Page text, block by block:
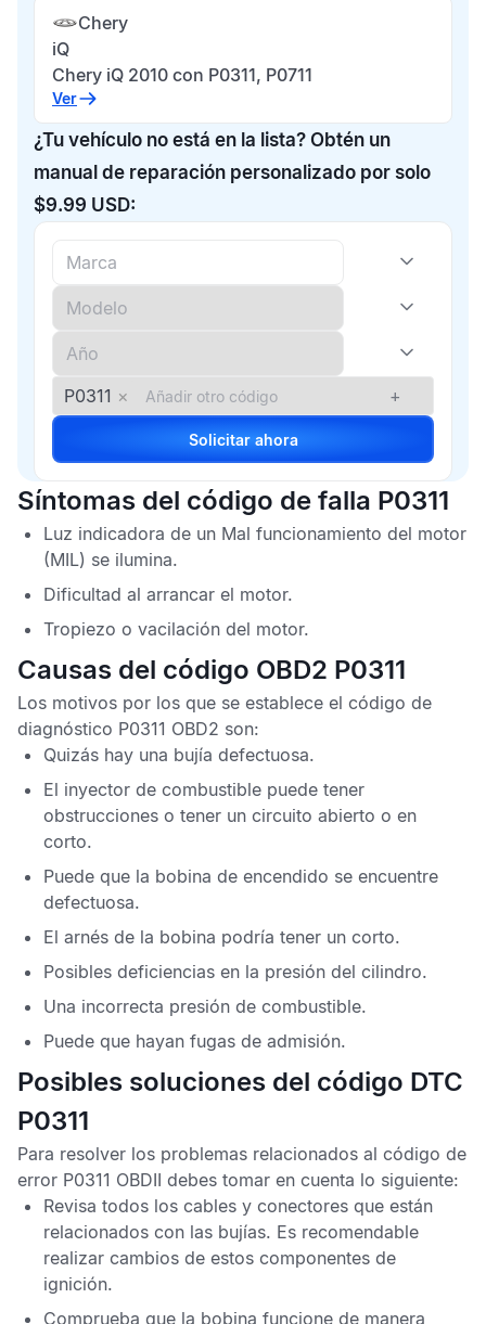
Chery
iQ
Chery iQ 2010 con P0311, P0711
Ver
¿Tu vehículo no está en la lista? Obtén un
manual de reparación personalizado por solo
$9.99 USD:
P0311 × +
Solicitar ahora
Síntomas del código de falla P0311
Luz indicadora de un Mal funcionamiento del motor
(MIL) se ilumina.
Dificultad al arrancar el motor.
Tropiezo o vacilación del motor.
Causas del código OBD2 P0311
Los motivos por los que se establece el código de
diagnóstico P0311 OBD2 son:
Quizás hay una bujía defectuosa.
El inyector de combustible puede tener
obstrucciones o tener un circuito abierto o en
corto.
Puede que la bobina de encendido se encuentre
defectuosa.
El arnés de la bobina podría tener un corto.
Posibles deficiencias en la presión del cilindro.
Una incorrecta presión de combustible.
Puede que hayan fugas de admisión.
Posibles soluciones del código DTC
P0311
Para resolver los problemas relacionados al código de
error P0311 OBDII debes tomar en cuenta lo siguiente:
Revisa todos los cables y conectores que están
relacionados con las bujías. Es recomendable
realizar cambios de estos componentes de
ignición.
Comprueba que la bobina funcione de manera